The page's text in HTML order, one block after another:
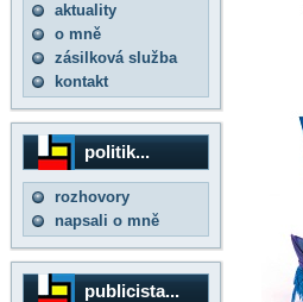
aktuality
o mně
zásilková služba
kontakt
politik...
rozhovory
napsali o mně
publicista...